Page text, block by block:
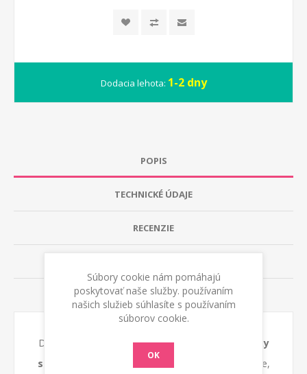
Dodacia lehota: 1-2 dny
POPIS
TECHNICKÉ ÚDAJE
RECENZIE
RADY A TIPY
Dielenský vysávač FWT 30 XE FASA s
automaticky
spínanou zásuvkou
, pre suché a mokré vysávanie,
Súbory cookie nám pomáhajú
poskytovať naše služby. používaním
našich služieb súhlasíte s používaním
súborov cookie.
OK